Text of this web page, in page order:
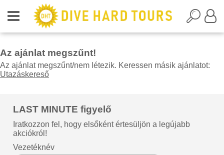
Az ajánlat megszűnt!
Az ajánlat megszűnt/nem létezik. Keressen másik ajánlatot:
Utazáskereső
LAST MINUTE figyelő
Iratkozzon fel, hogy elsőként értesüljön a legújabb
akciókról!
Vezetéknév